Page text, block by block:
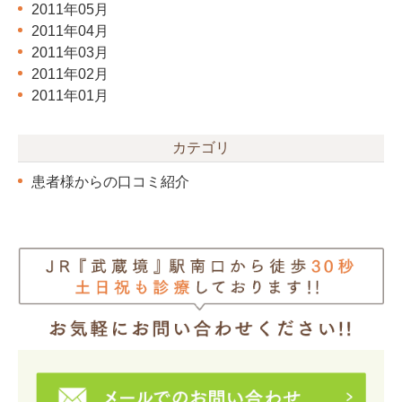
2011年05月
2011年04月
2011年03月
2011年02月
2011年01月
カテゴリ
患者様からの口コミ紹介